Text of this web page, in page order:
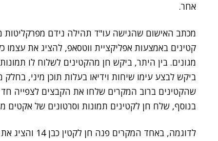
אחר.
מכתב האישום שהגישה עו"ד תהילה נידם מפרקליטות
קטינים באמצעות אפליקציית ווטסאפ, להציג את עצמו
מגונים. בין היתר, ביקש חן מהקטינים לשלוח לו
ביקש לבצע עימו שיחות וידיאו בעלות תוכן מיני,
שהקטינים ברוב המקרים שלחו את הקבצים לצפייה
בנוסף, שלח חן לקטינים תמונות וסרטונים של אקטים